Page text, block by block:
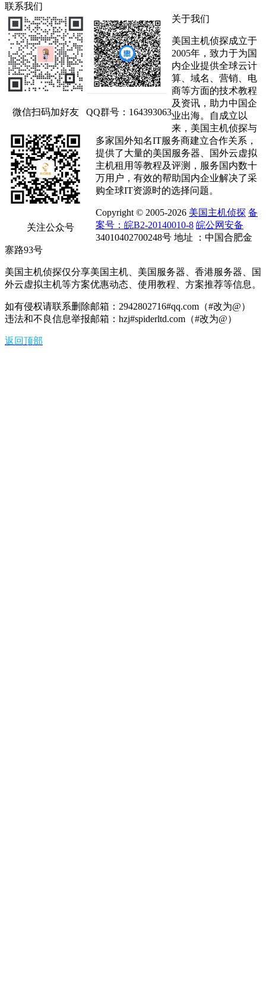
联系我们
微信扫码加好友 QQ群号：164393063
关注公众号
关于我们
美国主机侦探成立于
2005年，致力于为国
内企业提供全球云计
算、域名、营销、电
商等方面的技术教程
及资讯，助力中国企
业出海。自成立以
来，美国主机侦探与
多家国外知名IT服务商建立合作关系，
提供了大量的美国服务器、国外云虚拟
主机租用等教程及评测，服务国内数十
万用户，有效的帮助国内企业解决了采
购全球IT资源时的选择问题。
Copyright © 2005-2026 美国主机侦探 备
案号：皖B2-20140010-8 皖公网安备
34010402700248号 地址 ：中国合肥金
寨路93号
美国主机侦探仅分享美国主机、美国服务器、香港服务器、国
外云虚拟主机等方案优惠动态、使用教程、方案推荐等信息。
如有侵权请联系删除邮箱：2942802716#qq.com（#改为@）
违法和不良信息举报邮箱：hzj#spiderltd.com（#改为@）
返回顶部